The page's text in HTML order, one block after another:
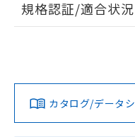
ロ
ダウンロードデータをご
みください。
ソフトウェアの使用条件
EU RoHS 注意事項
対応済み
規格認証/適合状況
カタログ/データ